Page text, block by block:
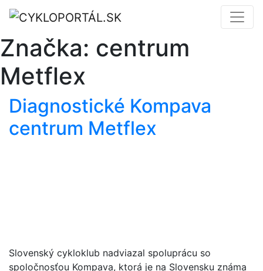
Značka: centrum
Metflex
Diagnostické Kompava
centrum Metflex
Slovenský cykloklub nadviazal spoluprácu so
spoločnosťou Kompava, ktorá je na Slovensku známa